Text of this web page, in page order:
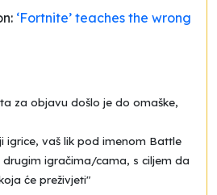
‘Fortnite’ teaches the wrong
za objavu došlo je do omaške,
igrice, vaš lik pod imenom Battle
igračima/cama, s ciljem da
će preživjeti"